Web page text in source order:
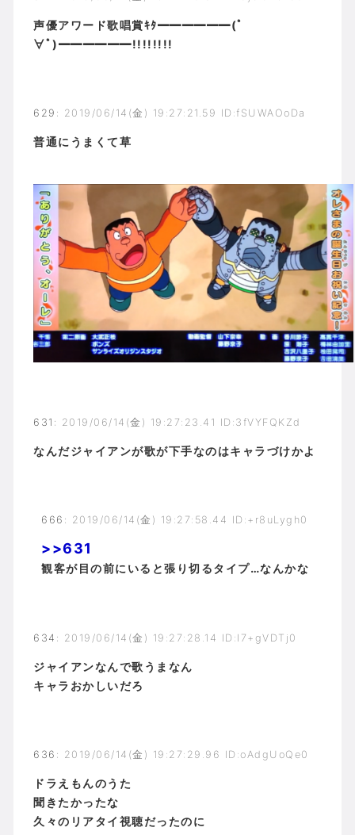
声優アワード歌唱賞ｷﾀ━━━━━━(ﾟ
∀ﾟ)━━━━━━!!!!!!!!
629 : 2019/06/14(金) 19:27:21.59 ID:fSUWAOoDa
普通にうまくて草
631 : 2019/06/14(金) 19:27:23.41 ID:3fVYFQKZd
なんだジャイアンが歌が下手なのはキャラづけかよ
666 : 2019/06/14(金) 19:27:58.44 ID:+r8uLygh0
>>631
観客が目の前にいると張り切るタイプ…なんかな
634 : 2019/06/14(金) 19:27:28.14 ID:I7+gVDTj0
ジャイアンなんで歌うまなん
キャラおかしいだろ
636 : 2019/06/14(金) 19:27:29.96 ID:oAdgUoQe0
ドラえもんのうた
聞きたかったな
久々のリアタイ視聴だったのに